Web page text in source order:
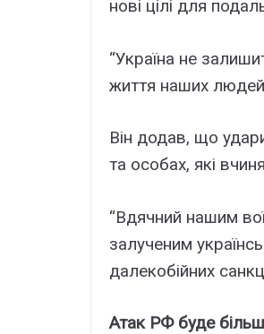
нові цілі для
“Україна не
життя наших
Він додав, що
та особах, які
“Вдячний нашим
залученим
далекобійних
Атак РФ буде